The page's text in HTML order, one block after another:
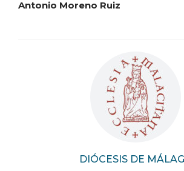
DIÓCESIS DE
Antonio Moreno Ruiz